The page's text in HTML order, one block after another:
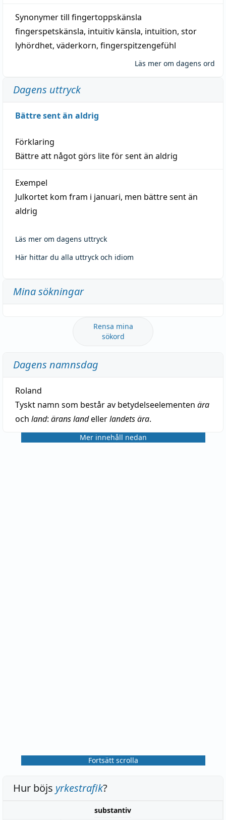
Synonymer till fingertoppskänsla
fingerspetskänsla, intuitiv känsla, intuition, stor
lyhördhet, väderkorn, fingerspitzengefühl
Läs mer om dagens ord
Dagens uttryck
Bättre sent än aldrig
Förklaring
Bättre att något görs lite för sent än aldrig
Exempel
Julkortet kom fram i januari, men bättre sent än
aldrig
Läs mer om dagens uttryck
Här hittar du alla uttryck och idiom
Mina sökningar
Rensa mina
sökord
Dagens namnsdag
Roland
Tyskt namn som består av betydelseelementen ära
och land: ärans landellerlandets ära.
Mer innehåll nedan
Fortsätt scrolla
Hur böjs yrkestrafik?
substantiv